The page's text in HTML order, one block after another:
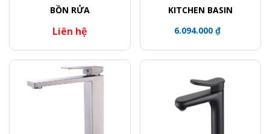
BỒN RỬA
Liên hệ
KITCHEN BASIN
6.094.000 ₫